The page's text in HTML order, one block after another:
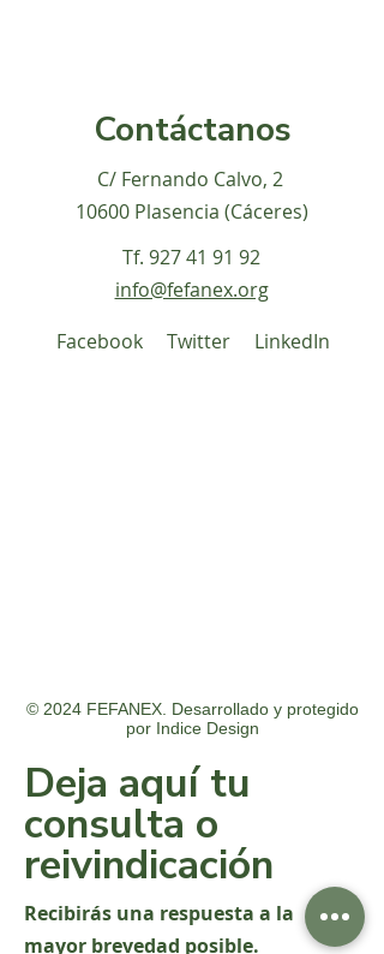
Contáctanos
C/ Fernando Calvo, 2
10600 Plasencia (Cáceres)
Tf. 927 41 91 92
info@fefanex.org
Facebook
Twitter LinkedIn
© 2024 FEFANEX. Desarrollado y protegido
por Indice Design
Deja aquí tu
consulta o
reivindicación
Recibirás una respuesta a la
mayor brevedad posible.